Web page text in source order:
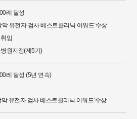
례 달성
막 유전자 검사 베스트클리닉 어워드’수상
임
원지정(제5기)
례 달성 (5년 연속)
유전자 검사 베스트클리닉 어워드’수상